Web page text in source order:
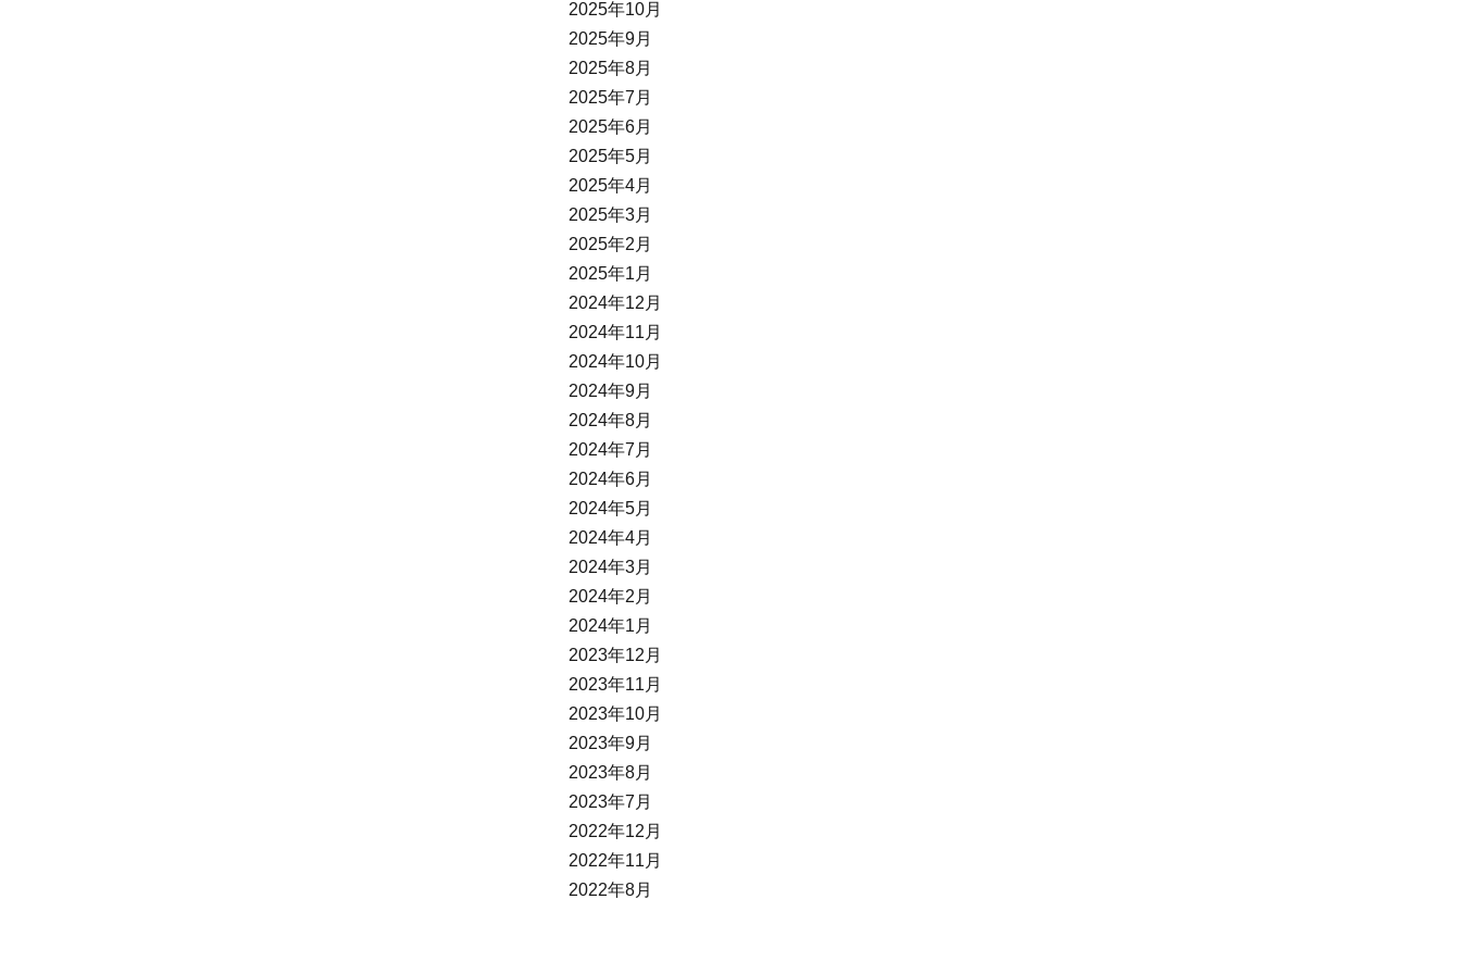
2025年10月
2025年9月
2025年8月
2025年7月
2025年6月
2025年5月
2025年4月
2025年3月
2025年2月
2025年1月
2024年12月
2024年11月
2024年10月
2024年9月
2024年8月
2024年7月
2024年6月
2024年5月
2024年4月
2024年3月
2024年2月
2024年1月
2023年12月
2023年11月
2023年10月
2023年9月
2023年8月
2023年7月
2022年12月
2022年11月
2022年8月